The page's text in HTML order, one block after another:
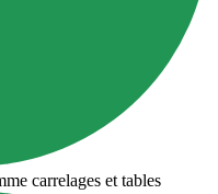
carrelages et tables